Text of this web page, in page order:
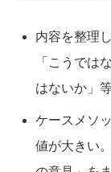
内容を整理
「こうでは
はないか」
ケースメソ
値が大きい